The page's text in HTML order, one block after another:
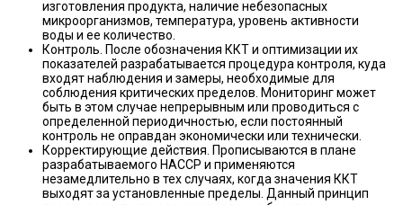
изготовления продукта, наличие небезопасных
микроорганизмов, температура, уровень активности
воды и ее количество.
Контроль. После обозначения ККТ и оптимизации их
показателей разрабатывается процедура контроля, куда
входят наблюдения и замеры, необходимые для
соблюдения критических пределов. Мониторинг может
быть в этом случае непрерывным или проводиться с
определенной периодичностью, если постоянный
контроль не оправдан экономически или технически.
Корректирующие действия. Прописываются в плане
разрабатываемого HACCP и применяются
незамедлительно в тех случаях, когда значения ККТ
выходят за установленные пределы. Данный принцип